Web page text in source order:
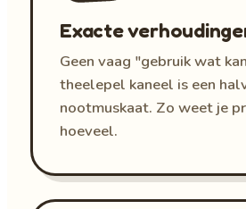
Exacte
Geen vaag "gebruik wat
theelepel kaneel is een
nootmuskaat. Zo weet je
hoeveel.